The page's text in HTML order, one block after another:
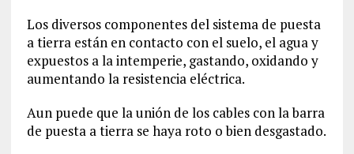
Los diversos componentes del sistema de puesta
a tierra están en contacto con el suelo, el agua y
expuestos a la intemperie, gastando, oxidando y
aumentando la resistencia eléctrica.
Aun puede que la unión de los cables con la barra
de puesta a tierra se haya roto o bien desgastado.